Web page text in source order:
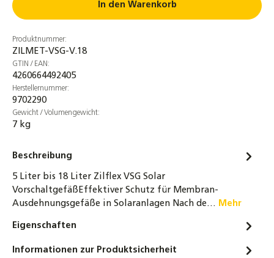
Solarliquid
30,90 €
Zilmet Zilflex Solar Plus 12L - 200L
Ausdehnungsgefäß Druckausgleichsgefäß
Druckausdehnungsgefäß
Anschlussrohr für Ausdehnungsgefäße
19,90 €
Solarsteuerung und Grundfos Solar 15-65
399,00 €
In den Warenkorb
Produktnummer:
ZILMET-VSG-V.18
GTIN / EAN:
4260664492405
Herstellernummer:
9702290
Gewicht / Volumengewicht:
7 kg
Beschreibung
5 Liter bis 18 Liter Zilflex VSG Solar
VorschaltgefäßEffektiver Schutz für Membran-
Ausdehnungsgefäße in Solaranlagen Nach de… Mehr
Eigenschaften
Informationen zur Produktsicherheit